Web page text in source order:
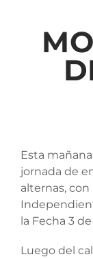
Esta
jornada de
alternas,
la Fecha 3
Luego del